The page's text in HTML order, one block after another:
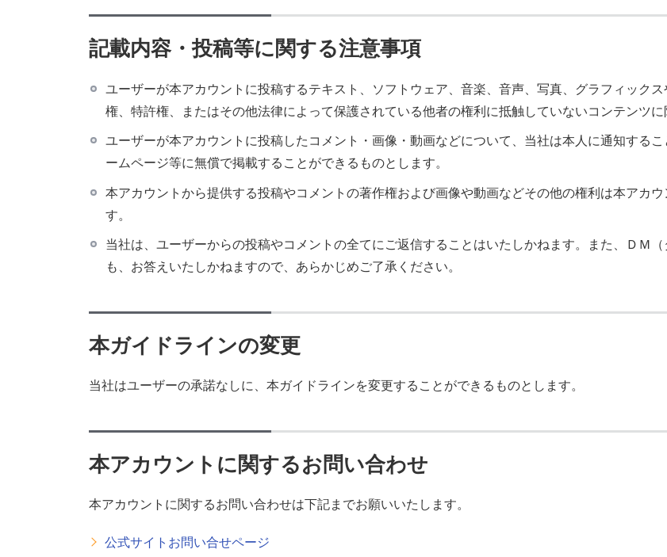
記載内容・投稿等に関する注意事項
ユーザーが本アカウントに投稿するテキスト、ソフトウェア、音楽、音声、写真、グラフィック
権、特許権、またはその他法律によって保護されている他者の権利に抵触していないコンテンツに
ユーザーが本アカウントに投稿したコメント・画像・動画などについて、当社は本人に通知する
ームページ等に無償で掲載することができるものとします。
本アカウントから提供する投稿やコメントの著作権および画像や動画などその他の権利は本アカ
す。
当社は、ユーザーからの投稿やコメントの全てにご返信することはいたしかねます。また、ＤＭ
も、お答えいたしかねますので、あらかじめご了承ください。
本ガイドラインの変更
当社はユーザーの承諾なしに、本ガイドラインを変更することができるものとします。
本アカウントに関するお問い合わせ
本アカウントに関するお問い合わせは下記までお願いいたします。
公式サイトお問い合せページ